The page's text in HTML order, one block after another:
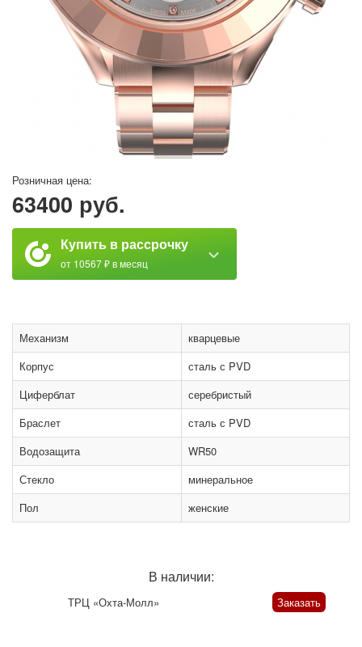
Розничная цена:
63400 руб.
Купить в рассрочку
от 10567 ₽ в месяц
Механизм
кварцевые
Корпус
сталь с PVD
Циферблат
серебристый
Браслет
сталь с PVD
Водозащита
WR50
Стекло
минеральное
Пол
женские
В наличии:
ТРЦ «Охта-Молл» Заказать